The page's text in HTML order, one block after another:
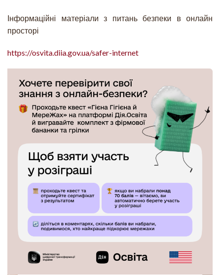
Інформаційні матеріали з питань безпеки в онлайн
просторі
https://osvita.diia.gov.ua/safer-internet